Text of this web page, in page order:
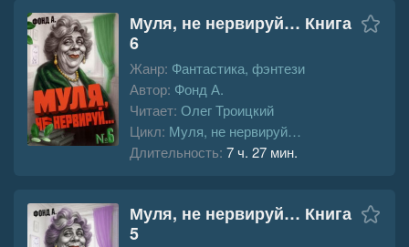
Муля, не нервируй… Книга
6
Жанр: Фантастика, фэнтези
Автор: Фонд А.
Читает: Олег Троицкий
Цикл: Муля, не нервируй…
Длительность: 7 ч. 27 мин.
Муля, не нервируй… Книга
5